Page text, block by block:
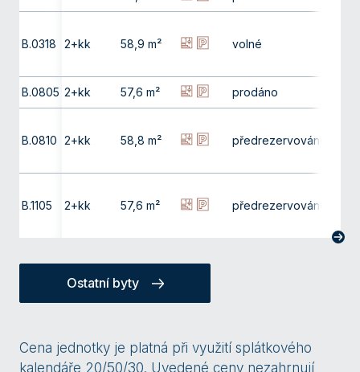
B.0318 2+kk 58,9 m² volné
B.0805 2+kk 57,6 m² prodáno
B.0810 2+kk 58,8 m² předrezervováno
B.1105 2+kk 57,6 m² předrezervováno
Ostatní byty
Cena jednotky je platná při využití splátkového
kalendáře 20/50/30. Uvedené ceny nezahrnují